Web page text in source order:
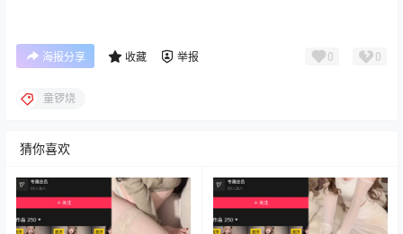
海报分享 收藏 举报 0 0
童锣烧
猜你喜欢